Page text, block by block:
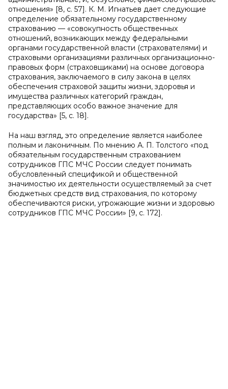
отношения» [8, с. 57]. К. М. Игнатьев дает следующие
определение обязательному государственному
страхованию — «совокупность общественных
отношений, возникающих между федеральными
органами государственной власти (страхователями) и
страховыми организациями различных организационно-
правовых форм (страховщиками) на основе договора
страхования, заключаемого в силу закона в целях
обеспечения страховой защиты жизни, здоровья и
имущества различных категорий граждан,
представляющих особо важное значение для
государства» [5, с. 18].
На наш взгляд, это определение является наиболее
полным и лаконичным. По мнению А. П. Толстого «под
обязательным государственным страхованием
сотрудников ГПС МЧС России следует понимать
обусловленный спецификой и общественной
значимостью их деятельности осуществляемый за счет
бюджетных средств вид страхования, по которому
обеспечиваются риски, угрожающие жизни и здоровью
сотрудников ГПС МЧС России» [9, с. 172].